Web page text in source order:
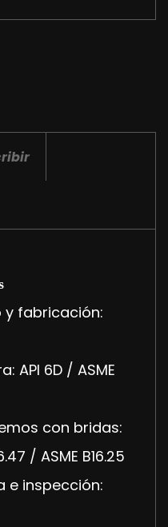
y fabricación:
API 6D / ASME
con bridas:
/ ASME B16.25
e inspección: